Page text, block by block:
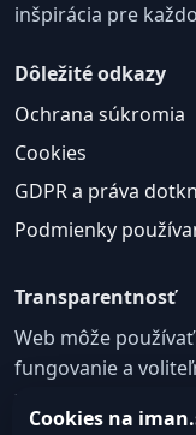
inšpirácia pre
Dôležité odkazy
Ochrana súkromia
Cookies
GDPR a práva
Podmienky
Transparentnosť
Web môže
fungovanie a
zlepšovanie
Cookies na